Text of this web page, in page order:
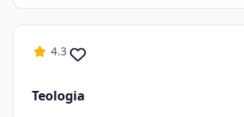
4.3
Teologia